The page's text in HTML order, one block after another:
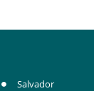
Salvador